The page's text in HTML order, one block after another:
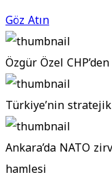
Göz Atın
Özgür Özel
Türkiye’nin
Ankara’da NATO
hamlesi